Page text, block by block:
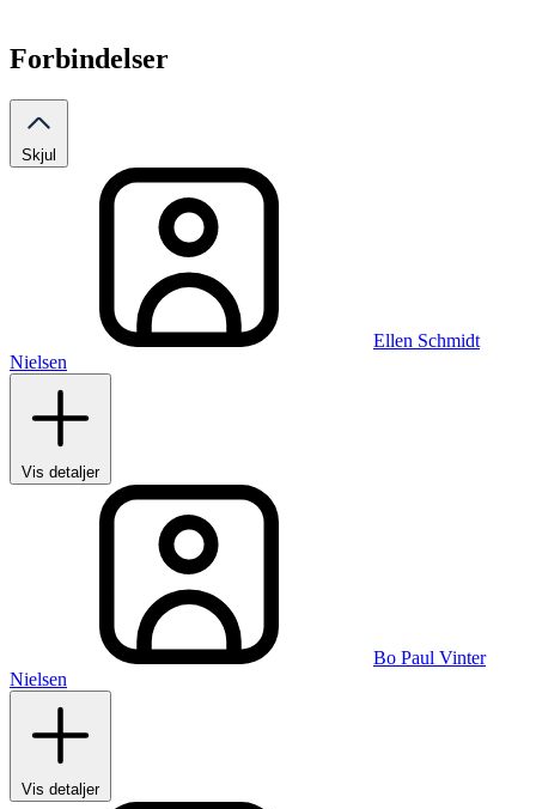
Forbindelser
Skjul
Ellen Schmidt
Nielsen
Vis detaljer
Bo Paul Vinter
Nielsen
Vis detaljer